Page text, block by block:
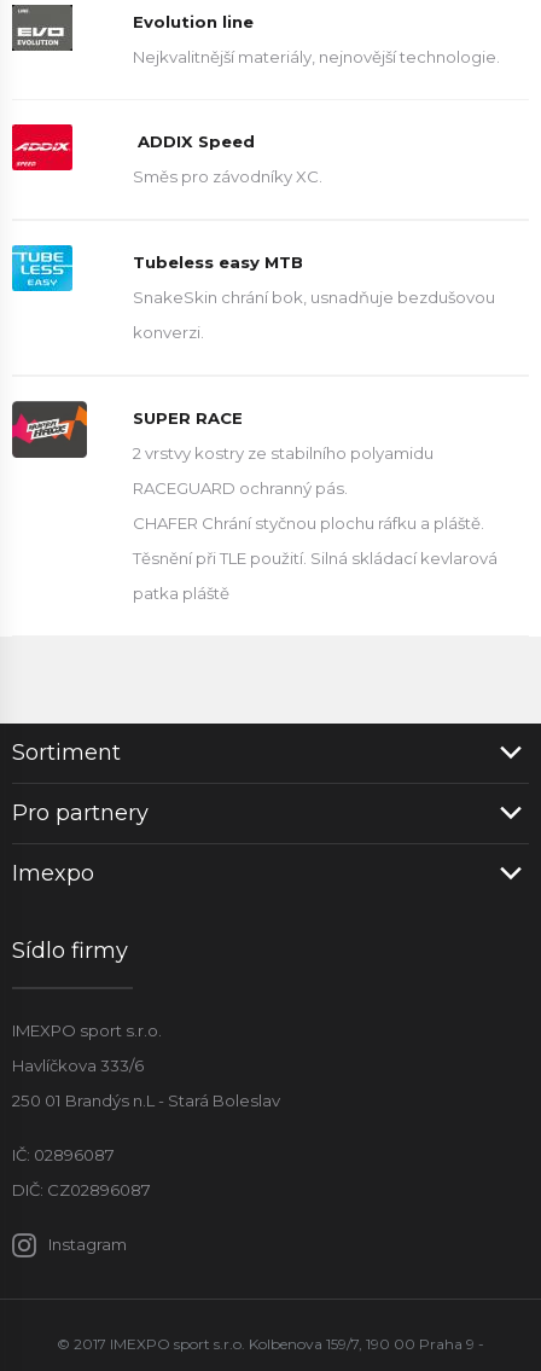
Evolution line
Nejkvalitnější materiály, nejnovější technologie.
ADDIX Speed
Směs pro závodníky XC.
Tubeless easy MTB
SnakeSkin chrání bok, usnadňuje bezdušovou
konverzi.
SUPER RACE
2 vrstvy kostry ze stabilního polyamidu
RACEGUARD ochranný pás.
CHAFER Chrání styčnou plochu ráfku a pláště.
Těsnění při TLE použití. Silná skládací kevlarová
patka pláště
Sortiment
Pro partnery
Imexpo
Sídlo firmy
IMEXPO sport s.r.o.
Havlíčkova 333/6
250 01 Brandýs n.L - Stará Boleslav
IČ: 02896087
DIČ: CZ02896087
Instagram
© 2017 IMEXPO sport s.r.o. Kolbenova 159/7, 190 00 Praha 9 -